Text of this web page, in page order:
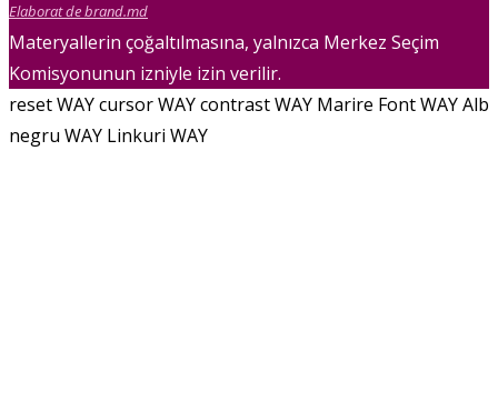
Elaborat de brand.md
Materyallerin çoğaltılmasına, yalnızca Merkez Seçim
Komisyonunun izniyle izin verilir.
reset WAYcursor WAYcontrast WAY Marire Font WAYAlb
negru WAY Linkuri WAY